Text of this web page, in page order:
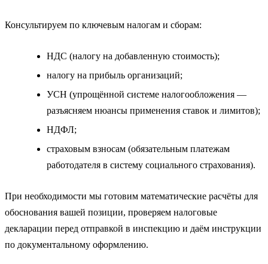
Консультируем по ключевым налогам и сборам:
НДС (налогу на добавленную стоимость);
налогу на прибыль организаций;
УСН (упрощённой системе налогообложения —
разъясняем нюансы применения ставок и лимитов);
НДФЛ;
страховым взносам (обязательным платежам
работодателя в систему социального страхования).
При необходимости мы готовим математические расчёты для
обоснования вашей позиции, проверяем налоговые
декларации перед отправкой в инспекцию и даём инструкции
по документальному оформлению.